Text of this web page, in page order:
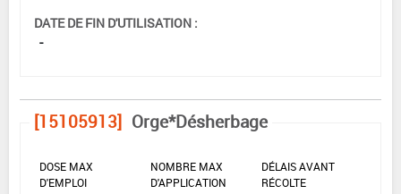
DATE DE FIN D'UTILISATION :
-
[15105913] Orge*Désherbage
DOSE MAX
D'EMPLOI
NOMBRE MAX
D'APPLICATION
DÉLAIS AVANT
RÉCOLTE